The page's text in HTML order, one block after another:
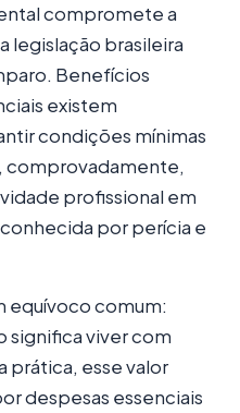
compromete a
legislação brasileira
Benefícios
existem
condições mínimas
comprovadamente,
profissional em
por perícia e
equívoco comum:
significa viver com
prática, esse valor
despesas essenciais